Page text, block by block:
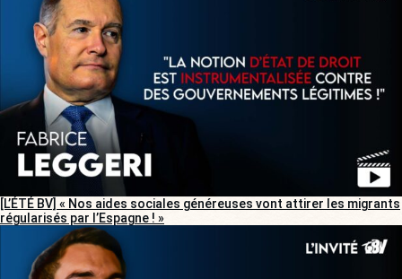
[L’ÉTÉ BV] « Nos aides sociales généreuses vont attirer les migrants
régularisés par l’Espagne ! »